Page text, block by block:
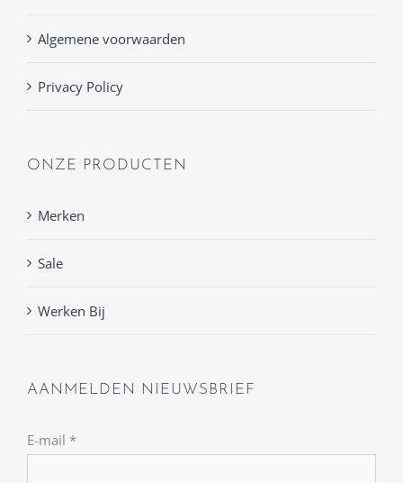
Algemene voorwaarden
Privacy Policy
ONZE PRODUCTEN
Merken
Sale
Werken Bij
AANMELDEN NIEUWSBRIEF
E-mail *